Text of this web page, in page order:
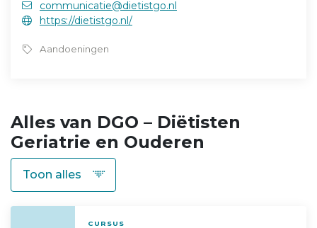
communicatie@dietistgo.nl
https://dietistgo.nl/
Aandoeningen
Alles van DGO – Diëtisten
Geriatrie en Ouderen
CURSUS